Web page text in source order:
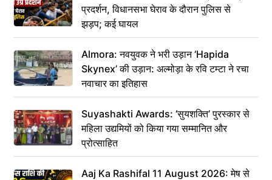
प्रदर्शन, विधानसभा घेराव के दौरान पुलिस से
झड़प; कई घायल
Almora: नवयुवक ने भरी उड़ान ‘Hapida
Skynex’ की उड़ान: अल्मोड़ा के रवि टम्टा ने रचा
नवाचार का इतिहास
Suyashakti Awards: ‘सुयशक्ति’ पुरस्कार से
महिला उद्यमियों को किया गया सम्मानित और
प्रोत्साहित
Aaj Ka Rashifal 11 August 2026: मेष से